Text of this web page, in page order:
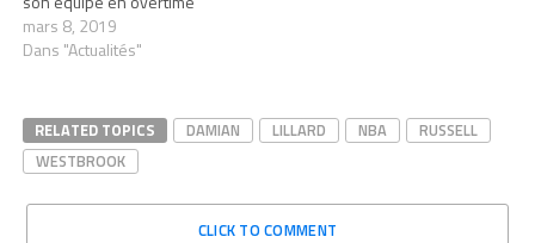
mars 8, 2019
Dans "Actualités"
RELATED TOPICS DAMIAN LILLARD NBA
RUSSELL
WESTBROOK
CLICK TO COMMENT